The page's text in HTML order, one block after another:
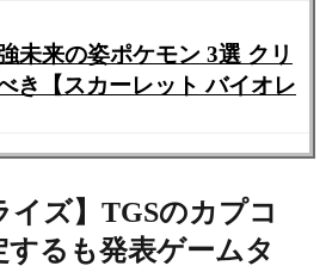
未来の姿ポケモン 3選 クリ
き【スカーレット バイオレ
イズ】TGSのカプコ
するも発表ゲームタ